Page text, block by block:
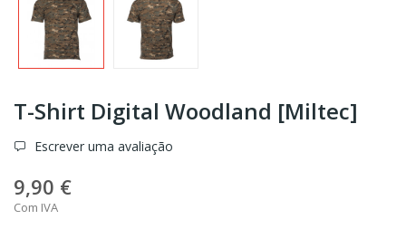
T-Shirt Digital Woodland [Miltec]
Escrever uma avaliação
9,90 €
Com IVA